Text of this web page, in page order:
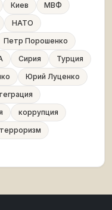
Киев
МВФ
НАТО
Петр Порошенко
Сирия
Турция
Юрий Луценко
коррупция
терроризм